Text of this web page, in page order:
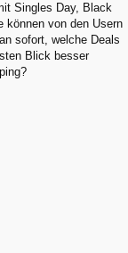
Singles Day, Black
können von den Usern
sofort, welche Deals
Blick besser